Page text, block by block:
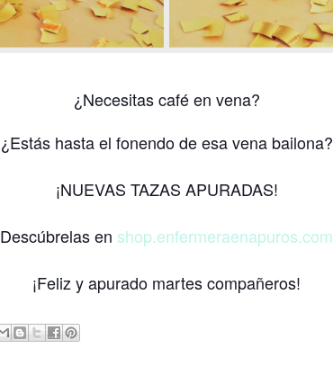
¿Necesitas café en vena?
¿Estás hasta el fonendo de esa vena bailona?
¡NUEVAS TAZAS APURADAS!
Descúbrelas en shop.enfermeraenapuros.com
¡Feliz y apurado martes compañeros!